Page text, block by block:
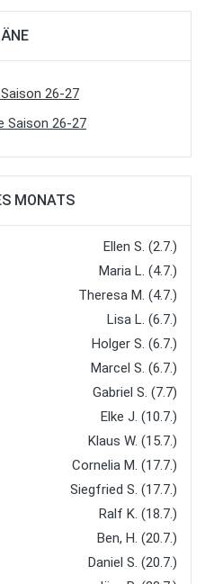
26-27
Saison 26-27
MONATS
Ellen S. (2.7.)
Maria L. (4.7.)
Theresa M. (4.7.)
Lisa L. (6.7.)
Holger S. (6.7.)
Marcel S. (6.7.)
Gabriel S. (7.7)
Elke J. (10.7.)
Klaus W. (15.7.)
Cornelia M. (17.7.)
Siegfried S. (17.7.)
Ralf K. (18.7.)
Ben, H. (20.7.)
Daniel S. (20.7.)